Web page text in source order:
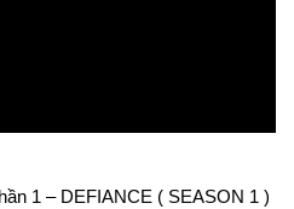
1 – DEFIANCE ( SEASON 1 )